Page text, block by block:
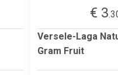
€ 3
Versele-Laga
Gram Fruit